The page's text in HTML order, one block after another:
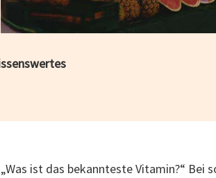
„Was ist das bekannteste Vitamin?“ Bei